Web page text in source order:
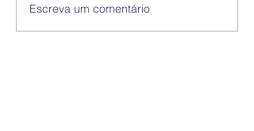
Escreva um comentário